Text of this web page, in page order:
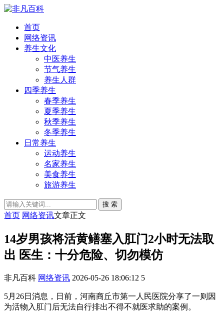
首页
网络资讯
养生文化
中医养生
节气养生
养生人群
四季养生
春季养生
夏季养生
秋季养生
冬季养生
日常养生
运动养生
名家养生
美食养生
旅游养生
搜 索
首页 网络资讯文章正文
14岁男孩将活黄鳝塞入肛门2小时无法取
出 医生：十分危险、切勿模仿
非凡百科 网络资讯 2026-05-26 18:06:12 5
5月26日消息，日前，河南商丘市第一人民医院分享了一则因
为活物入肛门后无法自行排出不得不就医求助的案例。